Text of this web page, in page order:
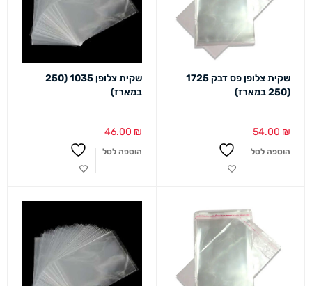
שקית צלופן פס דבק 1725
(250 במארז)
54.00 ₪
הוספה לסל
שקית צלופן 1035 (250
במארז)
46.00 ₪
הוספה לסל